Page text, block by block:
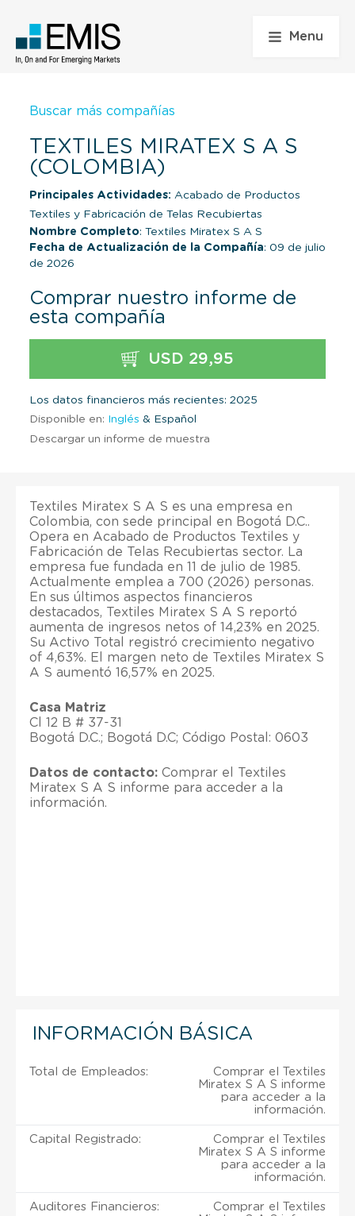
Menu
Buscar más compañías
TEXTILES MIRATEX S A S
(COLOMBIA)
Principales Actividades: Acabado de Productos
Textiles y Fabricación de Telas Recubiertas
Nombre Completo: Textiles Miratex S A S
Fecha de Actualización de la Compañía: 09 de julio
de 2026
Comprar nuestro informe de
esta compañía
USD 29,95
Los datos financieros más recientes: 2025
Disponible en: Inglés & Español
Descargar un informe de muestra
Textiles Miratex S A S es una empresa en
Colombia, con sede principal en Bogotá D.C..
Opera en Acabado de Productos Textiles y
Fabricación de Telas Recubiertas sector. La
empresa fue fundada en 11 de julio de 1985.
Actualmente emplea a 700 (2026) personas.
En sus últimos aspectos financieros
destacados, Textiles Miratex S A S reportó
aumenta de ingresos netos of 14,23% en 2025.
Su Activo Total registró crecimiento negativo
of 4,63%. El margen neto de Textiles Miratex S
A S aumentó 16,57% en 2025.
Casa Matriz
Cl 12 B # 37-31
Bogotá D.C.; Bogotá D.C; Código Postal: 0603
Datos de contacto: Comprar el Textiles
Miratex S A S informe para acceder a la
información.
INFORMACIÓN BÁSICA
Total de Empleados:
Comprar el Textiles
Miratex S A S informe
para acceder a la
información.
Capital Registrado:
Comprar el Textiles
Miratex S A S informe
para acceder a la
información.
Auditores Financieros:
Comprar el Textiles